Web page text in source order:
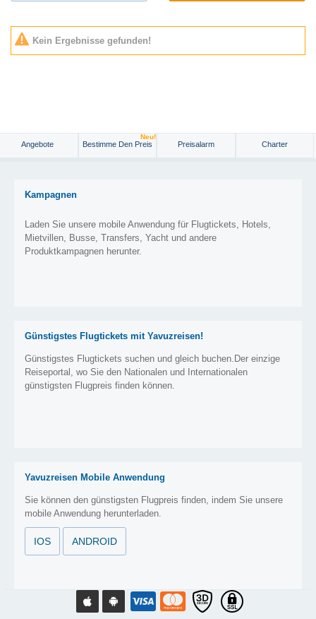
Kein Ergebnisse gefunden!
Angebote Bestimme Den Preis
Neu!
Preisalarm Charter
Kampagnen
Laden Sie unsere mobile Anwendung für Flugtickets, Hotels,
Mietvillen, Busse, Transfers, Yacht und andere
Produktkampagnen herunter.
Günstigstes Flugtickets mit Yavuzreisen!
Günstigstes Flugtickets suchen und gleich buchen.Der einzige
Reiseportal, wo Sie den Nationalen und Internationalen
günstigsten Flugpreis finden können.
Yavuzreisen Mobile Anwendung
Sie können den günstigsten Flugpreis finden, indem Sie unsere
mobile Anwendung herunterladen.
IOS ANDROID